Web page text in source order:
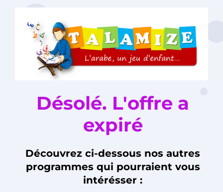
Désolé. L'offre a
expiré
Découvrez ci-dessous nos autres
programmes qui pourraient vous
intérésser :